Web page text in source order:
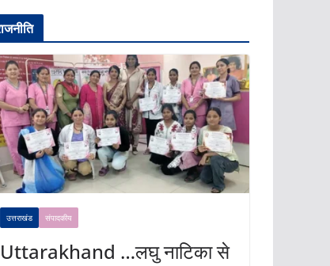
उत्तराखंड संपादकीय
Uttarakhand …लघु नाटिका से